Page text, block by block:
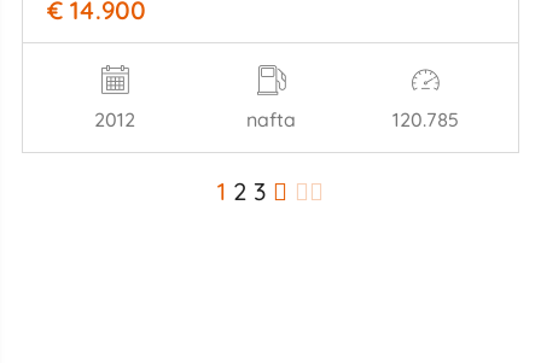
€ 14.900
2012 nafta 120.785
1 2 3